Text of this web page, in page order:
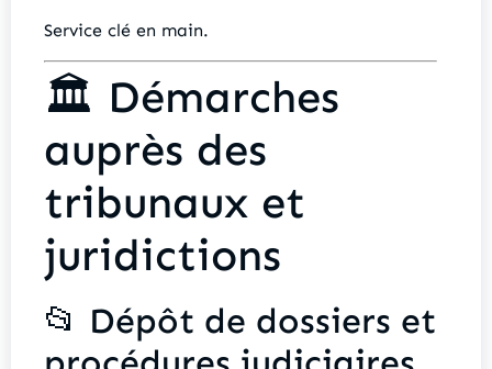
Service clé en main.
🏛️ Démarches
auprès des
tribunaux et
juridictions
📂 Dépôt de dossiers et